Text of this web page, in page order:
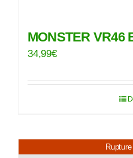
MONSTER VR46
34,99€